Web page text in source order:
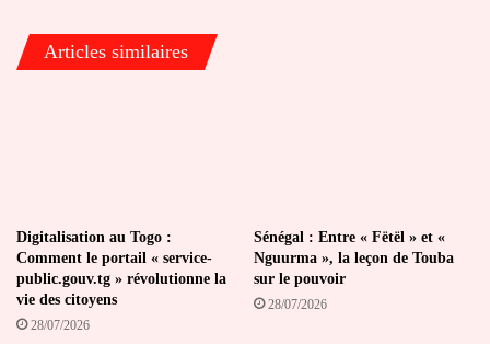
institutions
Articles similaires
Digitalisation au Togo :
Comment le portail « service-
public.gouv.tg » révolutionne la
vie des citoyens
28/07/2026
Sénégal : Entre « Fëtël » et «
Nguurma », la leçon de Touba
sur le pouvoir
28/07/2026